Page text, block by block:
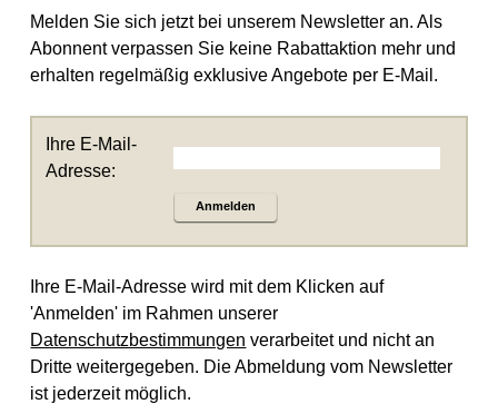
Melden Sie sich jetzt bei unserem Newsletter an. Als
Abonnent verpassen Sie keine Rabattaktion mehr und
erhalten regelmäßig exklusive Angebote per E-Mail.
Ihre E-Mail-
Adresse:
Anmelden
Ihre E-Mail-Adresse wird mit dem Klicken auf
'Anmelden' im Rahmen unserer
Datenschutzbestimmungen verarbeitet und nicht an
Dritte weitergegeben. Die Abmeldung vom Newsletter
ist jederzeit möglich.